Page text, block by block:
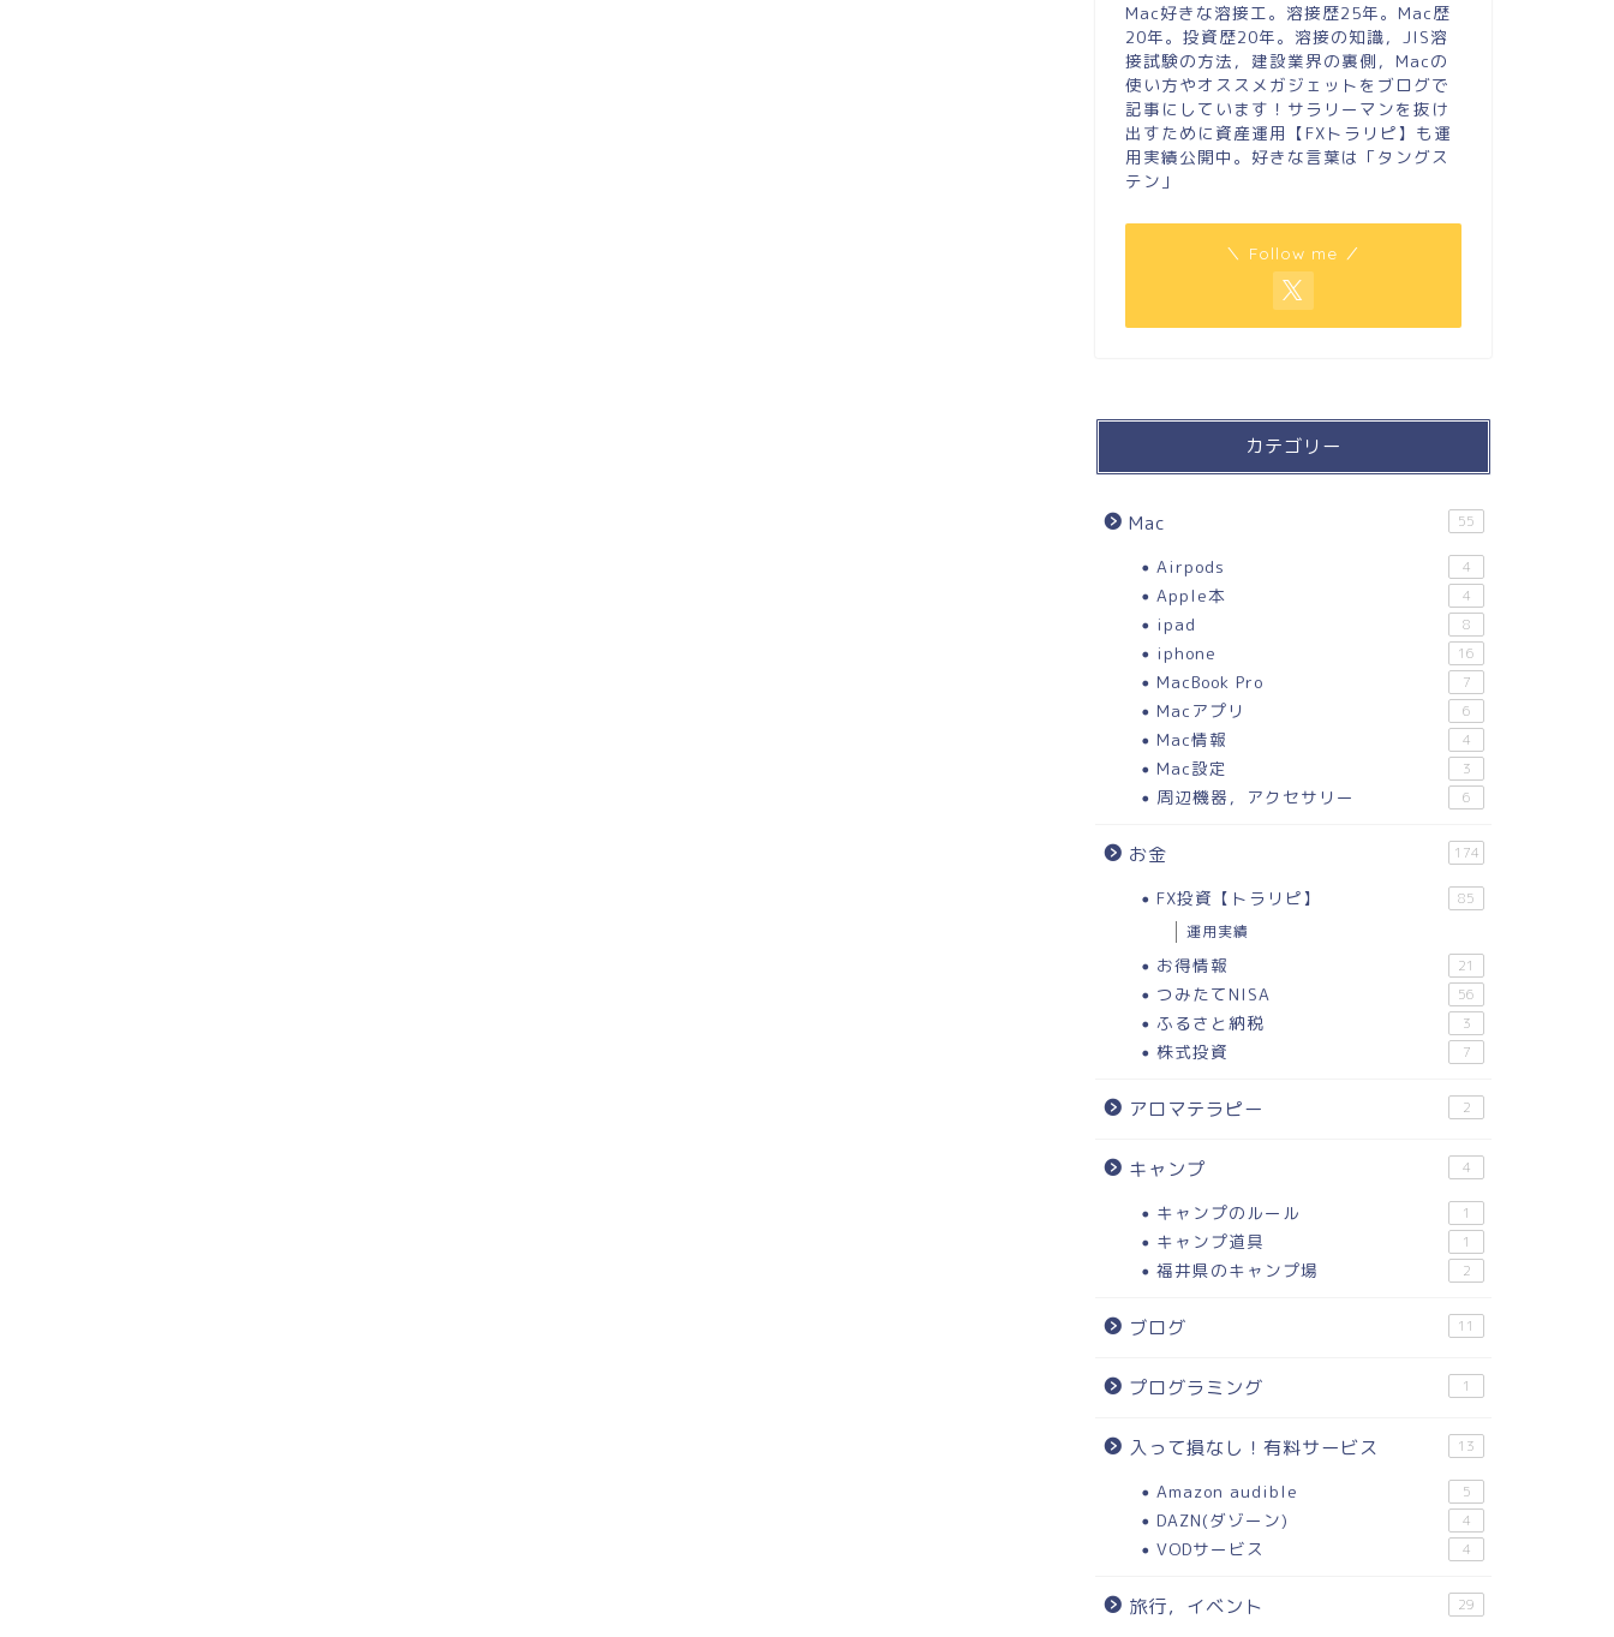
Mac好きな溶接工。溶接歴25年。Mac歴
20年。投資歴20年。溶接の知識，JIS溶
接試験の方法，建設業界の裏側，Macの
使い方やオススメガジェットをブログで
記事にしています！サラリーマンを抜け
出すために資産運用【FXトラリピ】も運
用実績公開中。好きな言葉は「タングス
テン」
＼ Follow me ／
カテゴリー
Mac 55
Airpods 4
Apple本 4
ipad 8
iphone 16
MacBook Pro 7
Macアプリ 6
Mac情報 4
Mac設定 3
周辺機器，アクセサリー 6
お金 174
FX投資【トラリピ】 85
運用実績
お得情報 21
つみたてNISA 56
ふるさと納税 3
株式投資 7
アロマテラピー 2
キャンプ 4
キャンプのルール 1
キャンプ道具 1
福井県のキャンプ場 2
ブログ 11
プログラミング 1
入って損なし！有料サービス 13
Amazon audible 5
DAZN(ダゾーン) 4
VODサービス 4
旅行，イベント 29